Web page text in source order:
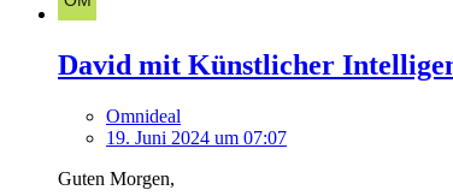
David mit Künstlicher
Omnideal
19. Juni 2024 um 07:07
Guten Morgen,